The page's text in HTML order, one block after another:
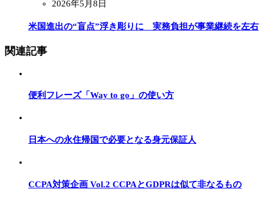
2026年5月8日
米国進出の“盲点”浮き彫りに 実務負担が事業継続を左右
関連記事
便利フレーズ「Way to go」の使い方
日本への永住帰国で必要となる身元保証人
CCPA対策企画 Vol.2 CCPAとGDPRは似て非なるもの